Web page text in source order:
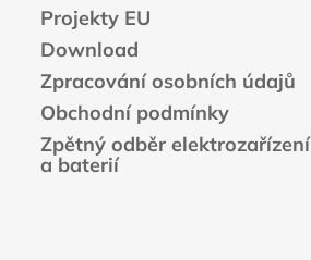
Projekty EU
Download
Zpracování osobních údajů
Obchodní podmínky
Zpětný odběr elektrozařízení
a baterií